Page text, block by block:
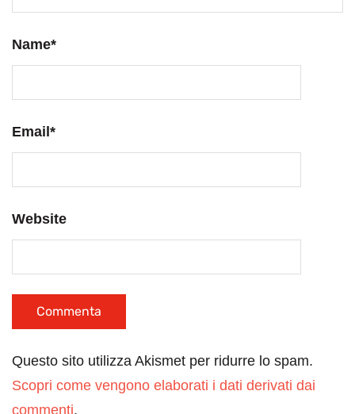
Name*
Email *
Website
Questo sito utilizza Akismet per ridurre lo spam.
Scopri come vengono elaborati i dati derivati dai
commenti.